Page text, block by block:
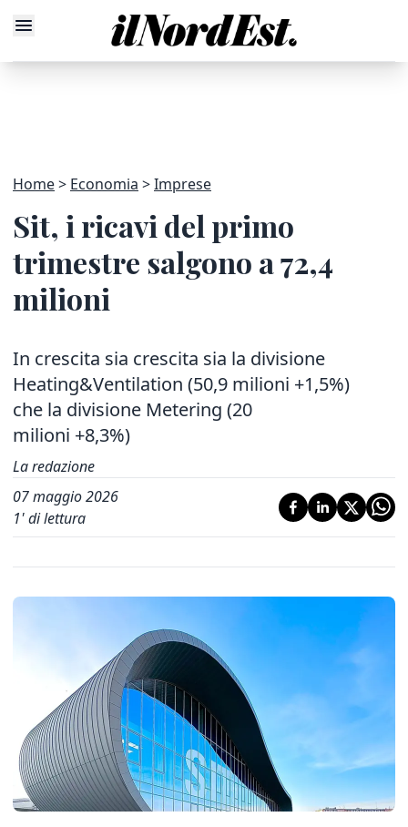
Home Economia Imprese
Sit, i ricavi del primo
trimestre salgono a 72,4
milioni
In crescita sia crescita sia la divisione
Heating&Ventilation (50,9 milioni +1,5%)
che la divisione Metering (20
milioni +8,3%)
La redazione
07 maggio 2026
1' di lettura